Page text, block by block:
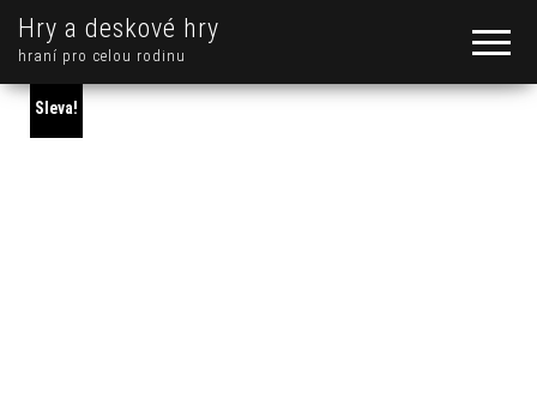
Hry a deskové hry
hraní pro celou rodinu
Sleva!